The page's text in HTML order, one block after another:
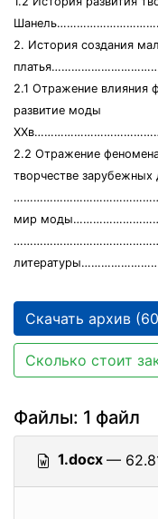
2. История создания
2.1 Отражение влияния
развитие моды
2.2 Отражение
творчестве зарубежных
мир
Скачать архив
Сколько стоит
Файлы: 1 файл
1.docx —